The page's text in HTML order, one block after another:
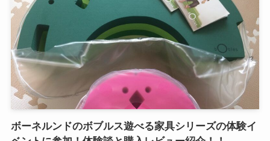
ボーネルンドのボブルス遊べる家具シリーズの体験イ